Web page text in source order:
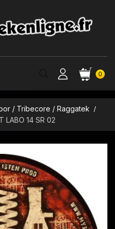
0
/ Tribecore / Raggatek
LABO 14 SR 02